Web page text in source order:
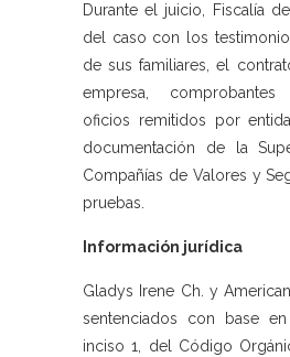
Durante el juicio, Fiscalía
del caso con los
de sus familiares, el
empresa,
oficios remitidos por
documentación de la
Compañías de Valores y
pruebas.
Información jurídica
Gladys Irene Ch. y
sentenciados con base
inciso 1, del Código